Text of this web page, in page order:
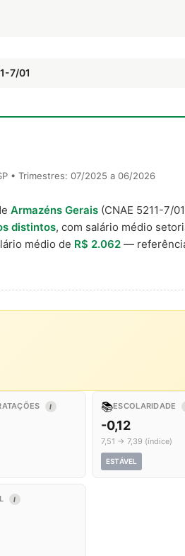
7/01
• Trimestres: 07/2025 a 06/2026
Armazéns Gerais (CNAE 5211-7/
distintos, com salário médio
médio de R$ 2.062 —
I 📚ESCOLARIDADE
-0,12
7,51 → 7,39 (índice)
ESTÁVEL
I